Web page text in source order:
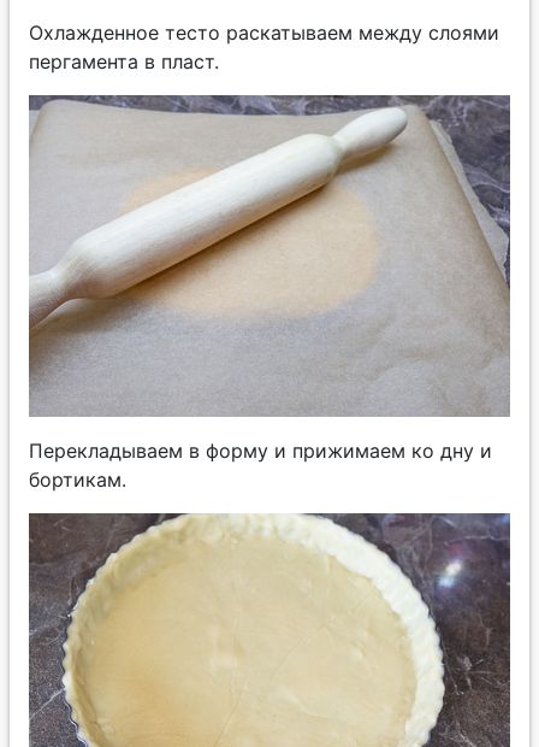
Охлажденное тесто раскатываем между слоями
пергамента в пласт.
Перекладываем в форму и прижимаем ко дну и
бортикам.